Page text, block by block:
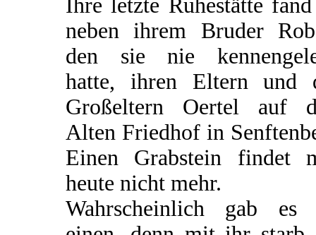
Ihre letzte Ruhestätte
neben ihrem Bruder
den sie nie
hatte, ihren Eltern und
Großeltern Oertel auf
Alten Friedhof in
Einen Grabstein findet
heute nicht mehr.
Wahrscheinlich gab es